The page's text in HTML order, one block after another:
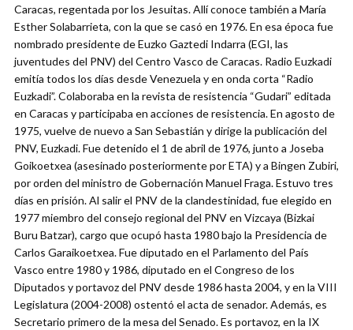
Caracas, regentada por los Jesuitas. Allí conoce también a María
Esther Solabarrieta, con la que se casó en 1976. En esa época fue
nombrado presidente de Euzko Gaztedi Indarra (EGI, las
juventudes del PNV) del Centro Vasco de Caracas. Radio Euzkadi
emitía todos los días desde Venezuela y en onda corta “Radio
Euzkadi”. Colaboraba en la revista de resistencia “Gudari” editada
en Caracas y participaba en acciones de resistencia. En agosto de
1975, vuelve de nuevo a San Sebastián y dirige la publicación del
PNV, Euzkadi. Fue detenido el 1 de abril de 1976, junto a Joseba
Goikoetxea (asesinado posteriormente por ETA) y a Bingen Zubiri,
por orden del ministro de Gobernación Manuel Fraga. Estuvo tres
días en prisión. Al salir el PNV de la clandestinidad, fue elegido en
1977 miembro del consejo regional del PNV en Vizcaya (Bizkai
Buru Batzar), cargo que ocupó hasta 1980 bajo la Presidencia de
Carlos Garaikoetxea. Fue diputado en el Parlamento del País
Vasco entre 1980 y 1986, diputado en el Congreso de los
Diputados y portavoz del PNV desde 1986 hasta 2004, y en la VIII
Legislatura (2004-2008) ostentó el acta de senador. Además, es
Secretario primero de la mesa del Senado. Es portavoz, en la IX